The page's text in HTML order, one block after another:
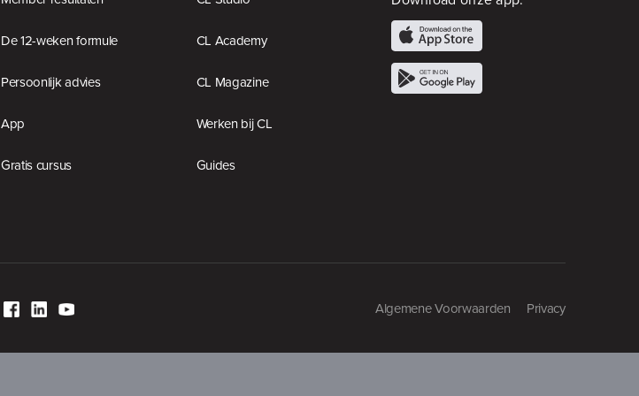
De 12-weken formule
Persoonlijk advies
App
Gratis cursus
CL Academy
CL Magazine
Werken bij CL
Guides
Algemene Voorwaarden Privacy